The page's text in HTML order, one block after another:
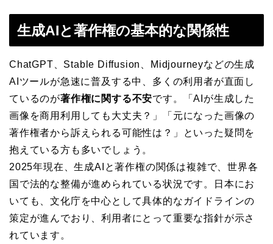
生成AIと著作権の基本的な関係性
ChatGPT、Stable Diffusion、Midjourneyなどの生成
AIツールが急速に普及する中、多くの利用者が直面し
ているのが著作権に関する不安です。「AIが生成した
画像を商用利用しても大丈夫？」「元になった画像の
著作権者から訴えられる可能性は？」といった疑問を
抱えている方も多いでしょう。
2025年現在、生成AIと著作権の関係は複雑で、世界各
国で法的な整備が進められている状況です。日本にお
いても、文化庁を中心として具体的なガイドラインの
策定が進んでおり、利用者にとって重要な指針が示さ
れています。